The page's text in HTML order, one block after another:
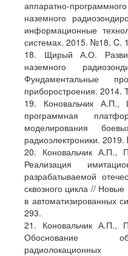
аппаратно-
наземного
информационные
системах. 2015. №18. C.
18. Щирый А.О.
наземного
Фундаментальные
приборостроения.
19. Коновальчик А.П.,
программная
моделирования
радиоэлектроники.
20. Коновальчик А.П.,
Реализация
разрабатываемой
сквозного цикла //
в автоматизированных
293.
21. Коновальчик А.П.,
Обоснование